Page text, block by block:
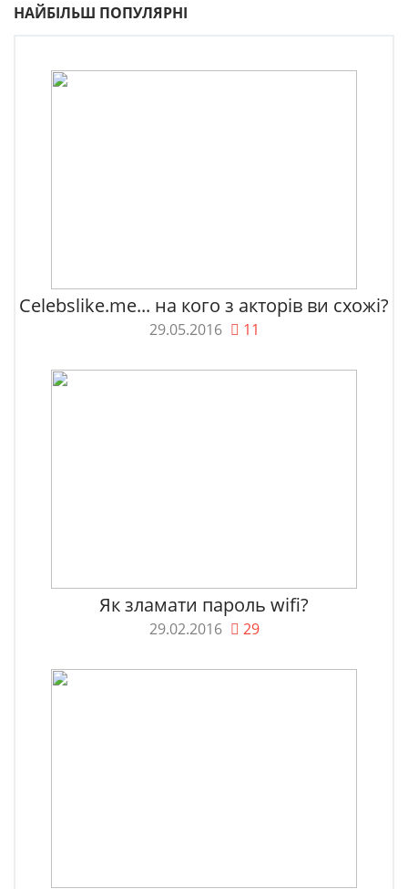
НАЙБІЛЬШ ПОПУЛЯРНІ
Celebslike.me... на кого з акторів ви схожі?
29.05.2016 11
Як зламати пароль wifi?
29.02.2016 29